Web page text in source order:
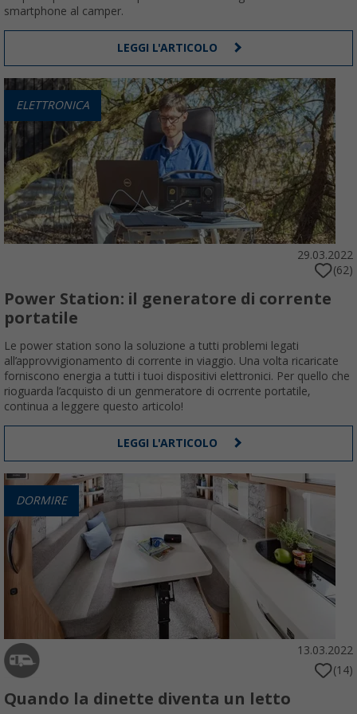
smartphone al camper.
LEGGI L'ARTICOLO
ELETTRONICA
29.03.2022
(62)
Power Station: il generatore di corrente
portatile
Le power station sono la soluzione a tutti problemi legati
all’approvvigionamento di corrente in viaggio. Una volta ricaricate
forniscono energia a tutti i tuoi dispositivi elettronici. Per quello che
rioguarda l’acquisto di un genmeratore di ocrrente portatile,
continua a leggere questo articolo!
LEGGI L'ARTICOLO
DORMIRE
13.03.2022
(14)
Quando la dinette diventa un letto